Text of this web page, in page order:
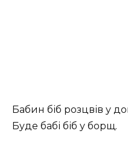
Бабин біб розцвів у
Буде бабі біб у борщ.